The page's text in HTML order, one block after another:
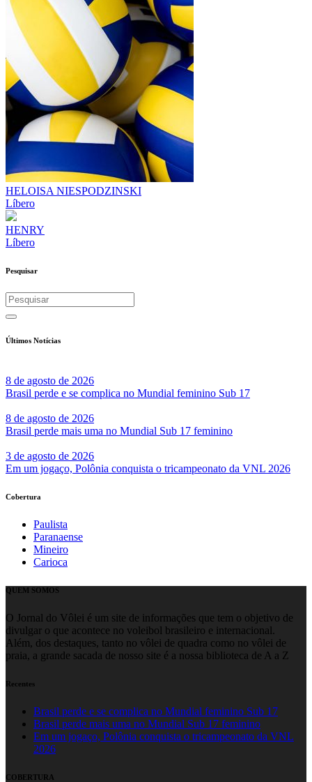
HELOISA NIESPODZINSKI
Líbero
HENRY
Líbero
Pesquisar
Últimos Notícias
8 de agosto de 2026
Brasil perde e se complica no Mundial feminino Sub 17
8 de agosto de 2026
Brasil perde mais uma no Mundial Sub 17 feminino
3 de agosto de 2026
Em um jogaço, Polônia conquista o tricampeonato da VNL 2026
Cobertura
Paulista
Paranaense
Mineiro
Carioca
QUEM SOMOS
O Jornal do Vôlei é um site de informações que tem o objetivo de
divulgar o que acontece no voleibol brasileiro e internacional.
Além, dos destaques, tanto no vôlei de quadra como no vôlei de
praia, a grande sacada de nosso site é a nossa biblioteca de A a Z
Recentes
Brasil perde e se complica no Mundial feminino Sub 17
Brasil perde mais uma no Mundial Sub 17 feminino
Em um jogaço, Polônia conquista o tricampeonato da VNL
2026
COBERTURA